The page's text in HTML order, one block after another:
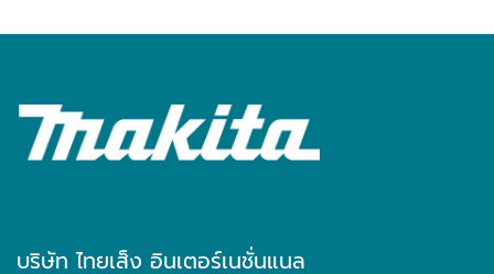
บริษัท ไทยเส็ง อินเตอร์เนชั่นแนล